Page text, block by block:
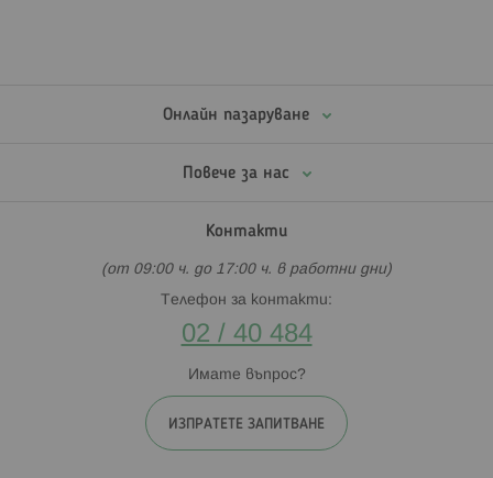
Онлайн пазаруване
Повече за нас
Контакти
(от 09:00 ч. до 17:00 ч. в работни дни)
Телефон за контакти:
02 / 40 484
Имате въпрос?
ИЗПРАТЕТЕ ЗАПИТВАНЕ